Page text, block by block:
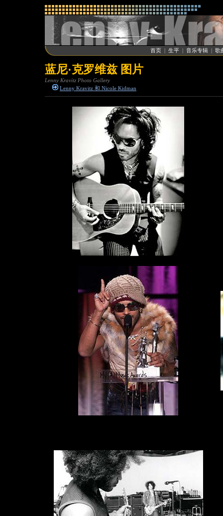
首页 | 生平 | 音乐专辑 | 歌
蓝尼·克罗维兹 图片
Lenny Kravitz Photo Gallery
Lenny Kravitz 和 Nicole Kidman